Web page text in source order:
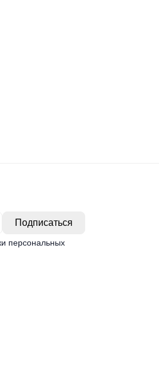
персональных